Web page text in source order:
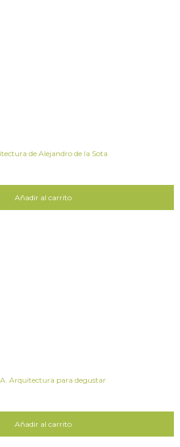
de Alejandro de la Sota
Añadir al carrito
Arquitectura para degustar
Añadir al carrito